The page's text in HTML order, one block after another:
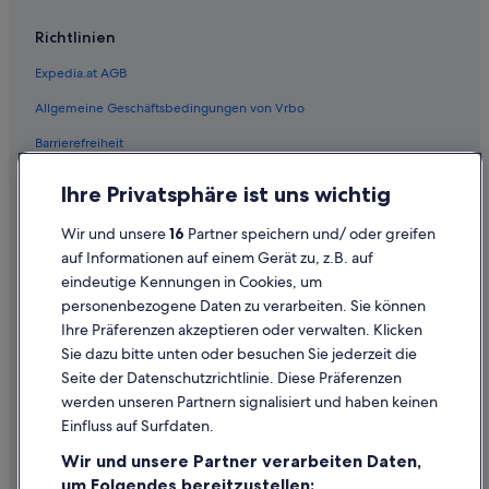
Motels in Vöcklabruck
Pensionen in Vöcklabruck
Private Ferienhäuser in Vöcklabruck
All-Inclusive- in Vöcklabruck
Hotels mit Casino in Vöcklabruck
Hotels mit Frühstück in Vöcklabruck
Hotels mit Klimaanlage in Vöcklabruck
Hotels mit Pool in Vöcklabruck
Hotels mit Yoga in Vöcklabruck
Richtlinien
Expedia.at AGB
Allgemeine Geschäftsbedingungen von Vrbo
Barrierefreiheit
Rechtliche Hinweise/Kontakt
Inhaltsrichtlinien und Melden von Inhalten
Hilfe
Hilfe
Rückerstattungsprozess und Zeitrahmen
Ihre Privatsphäre ist uns wichtig
Wir und unsere16 Partner speichern und/ oder greifen
auf Informationen auf einem Gerät zu, z.B. auf
eindeutige Kennungen in Cookies, um
personenbezogene Daten zu verarbeiten. Sie können
Ihre Präferenzen akzeptieren oder verwalten. Klicken
Sie dazu bitte unten oder besuchen Sie jederzeit die
Seite der Datenschutzrichtlinie. Diese Präferenzen
werden unseren Partnern signalisiert und haben keinen
Einfluss auf Surfdaten.
Wir und unsere Partner verarbeiten Daten,
um Folgendes bereitzustellen: